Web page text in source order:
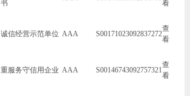
书
看
诚信经营示范单位 AAA S00171023092837272
查
看
重服务守信用企业 AAA S00146743092757321
查
看